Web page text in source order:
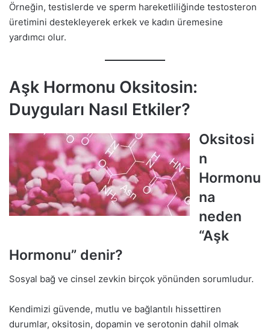
Örneğin, testislerde ve sperm hareketliliğinde testosteron
üretimini destekleyerek erkek ve kadın üremesine
yardımcı olur.
Aşk Hormonu Oksitosin:
Duyguları Nasıl Etkiler?
Oksitosi
n
Hormonu
na
neden
“Aşk
Hormonu” denir?
Sosyal bağ ve cinsel zevkin birçok yönünden sorumludur.
Kendimizi güvende, mutlu ve bağlantılı hissettiren
durumlar, oksitosin, dopamin ve serotonin dahil olmak